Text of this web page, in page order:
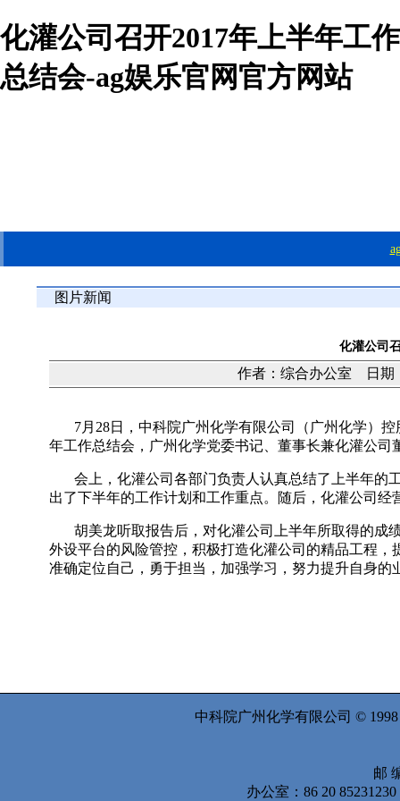
化灌公司召开2017年上半年工作
总结会-ag娱乐官网官方网站
图片新闻
化灌公司
作者：综合办公室 日
7月 28日
，中科院广州化学有限公司（广州化学）控
年工作总结会，广州化学党委书记、董事长兼化灌公
会上，化灌公司各部门负责人认真总结了上半年的
出了下半年的工作计划和工作重点。随后，化灌公司
胡美龙听取报告后，对化灌公司上半年所取得的成
外设平台的风险管控，积极打造化灌公司的精品工程
准确定位自己，勇于担当，加强学习，努力提升自身的
中科院广州化学有限公司 ©
邮
办公室：86 20